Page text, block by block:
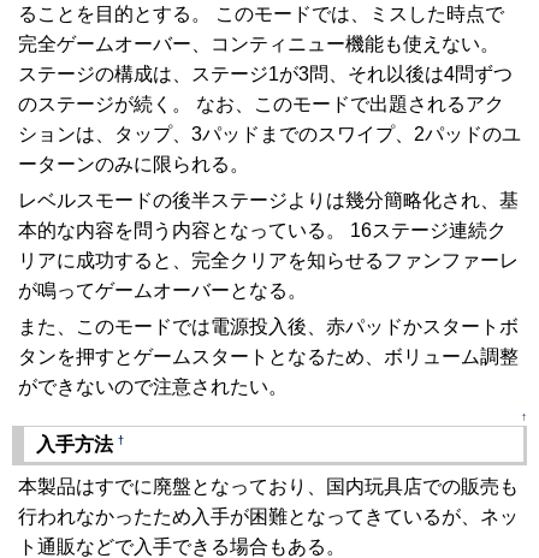
ることを目的とする。 このモードでは、ミスした時点で
完全ゲームオーバー、コンティニュー機能も使えない。
ステージの構成は、ステージ1が3問、それ以後は4問ずつ
のステージが続く。 なお、このモードで出題されるアク
ションは、タップ、3パッドまでのスワイプ、2パッドのユ
ーターンのみに限られる。
レベルスモードの後半ステージよりは幾分簡略化され、基
本的な内容を問う内容となっている。 16ステージ連続ク
リアに成功すると、完全クリアを知らせるファンファーレ
が鳴ってゲームオーバーとなる。
また、このモードでは電源投入後、赤パッドかスタートボ
タンを押すとゲームスタートとなるため、ボリューム調整
ができないので注意されたい。
↑
入手方法 †
本製品はすでに廃盤となっており、国内玩具店での販売も
行われなかったため入手が困難となってきているが、ネッ
ト通販などで入手できる場合もある。